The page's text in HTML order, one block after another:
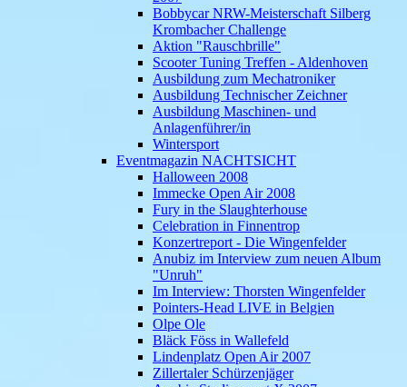
Bobbycar NRW-Meisterschaft Silberg
Krombacher Challenge
Aktion "Rauschbrille"
Scooter Tuning Treffen - Aldenhoven
Ausbildung zum Mechatroniker
Ausbildung Technischer Zeichner
Ausbildung Maschinen- und
Anlagenführer/in
Wintersport
Eventmagazin NACHTSICHT
Halloween 2008
Immecke Open Air 2008
Fury in the Slaughterhouse
Celebration in Finnentrop
Konzertreport - Die Wingenfelder
Anubiz im Interview zum neuen Album
"Unruh"
Im Interview: Thorsten Wingenfelder
Pointers-Head LIVE in Belgien
Olpe Ole
Bläck Föss in Wallefeld
Lindenplatz Open Air 2007
Zillertaler Schürzenjäger